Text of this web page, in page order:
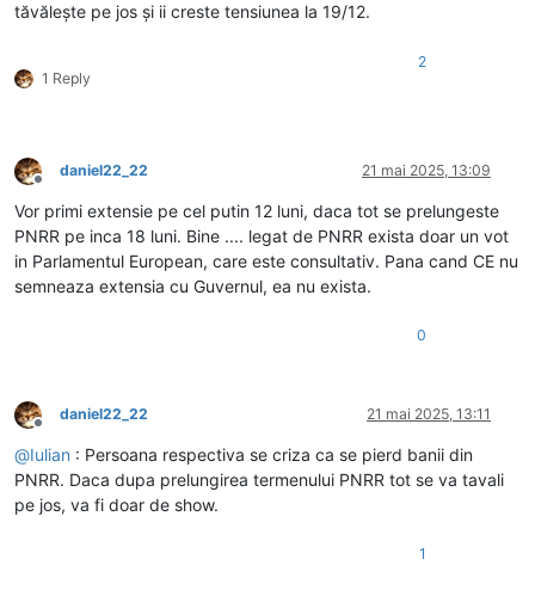
tăvălește pe jos și ii creste tensiunea la 19/12.
1 Reply
2
Deconectat
daniel22_22 21 mai 2025, 13:09
Vor primi extensie pe cel putin 12 luni, daca tot se prelungeste
PNRR pe inca 18 luni. Bine .... legat de PNRR exista doar un vot
in Parlamentul European, care este consultativ. Pana cand CE nu
semneaza extensia cu Guvernul, ea nu exista.
0
Deconectat
daniel22_22 21 mai 2025, 13:11
@Iulian : Persoana respectiva se criza ca se pierd banii din
PNRR. Daca dupa prelungirea termenului PNRR tot se va tavali
pe jos, va fi doar de show.
1